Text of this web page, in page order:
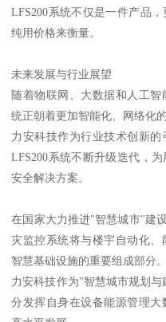
LFS200系统不仅是一件产品
纯用价格来衡量。
未来发展与行业展望
随着物联网、大数据和人工
统正朝着更加智能化、网络化
力安科技作为行业技术创新
LFS200系统不断升级迭代，
安全解决方案。
在国家大力推进"智慧城市"建
灾监控系统将与楼宇自动化
智慧基础设施的重要组成部分。
力安科技作为"智慧城市规划
分发挥自身在设备能源管理